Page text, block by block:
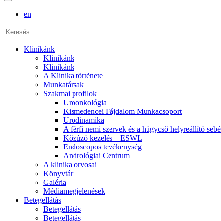
en
Klinikánk
Klinikánk
Klinikánk
A Klinika története
Munkatársak
Szakmai profilok
Uroonkológia
Kismedencei Fájdalom Munkacsoport
Urodinamika
A férfi nemi szervek és a húgycső helyreállító
Kőzúzó kezelés – ESWL
Endoscopos tevékenység
Andrológiai Centrum
A klinika orvosai
Könyvtár
Galéria
Médiamegjelenések
Betegellátás
Betegellátás
Betegellátás